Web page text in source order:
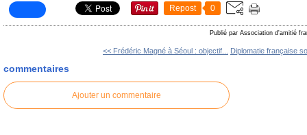
Repost 0
Publié par Association d'amitié
<< Frédéric Magné à Séoul : objectif... Diplomatie française
commentaires
Ajouter un commentaire